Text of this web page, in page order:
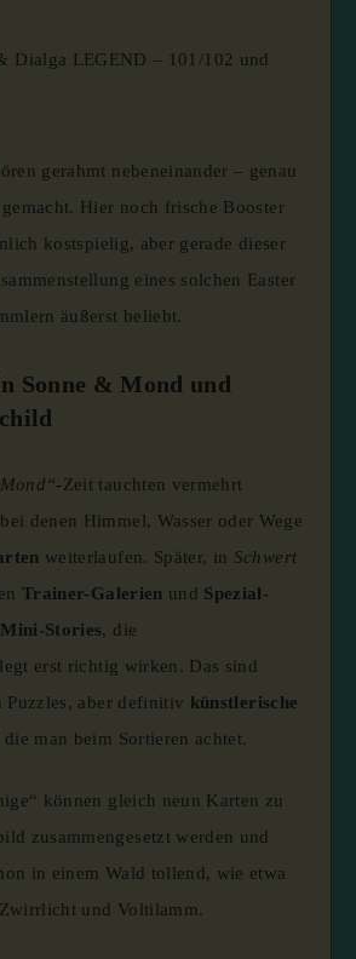
Dialga LEGEND – 101/102 und
gerahmt nebeneinander – genau
Hier noch frische Booster
kostspielig, aber gerade dieser
eines solchen Easter
äußerst beliebt.
Sonne & Mond und
-Zeit tauchten vermehrt
denen Himmel, Wasser oder Wege
weiterlaufen. Später, in Schwert
Trainer-Galerien und Spezial-
Mini-Stories, die
erst richtig wirken. Das sind
Puzzles, aber definitiv künstlerische
die man beim Sortieren achtet.
können gleich neun Karten zu
zusammengesetzt werden und
in einem Wald tollend, wie etwa
und Voltilamm.